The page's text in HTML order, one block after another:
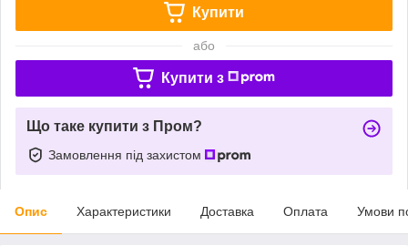
Купити
або
Купити з
Що таке купити з Пром?
Замовлення під захистом
Опис Характеристики Доставка Оплата Умови